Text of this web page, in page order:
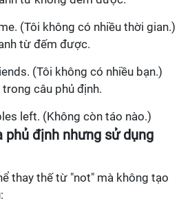
(Tôi không có nhiều thời gian.)
từ đếm được.
(Tôi không có nhiều bạn.)
câu phủ định.
left. (Không còn táo nào.)
phủ định nhưng sử dụng
thay thế từ "not" mà không tạo